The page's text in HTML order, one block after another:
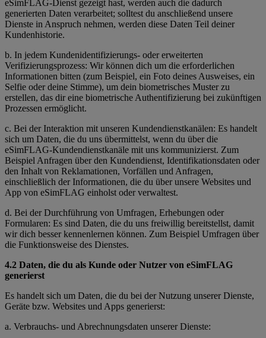
eSimFLAG-Dienst gezeigt hast, werden auch die dadurch
generierten Daten verarbeitet; solltest du anschließend unsere
Dienste in Anspruch nehmen, werden diese Daten Teil deiner
Kundenhistorie.
b. In jedem Kundenidentifizierungs- oder erweiterten
Verifizierungsprozess: Wir können dich um die erforderlichen
Informationen bitten (zum Beispiel, ein Foto deines Ausweises, ein
Selfie oder deine Stimme), um dein biometrisches Muster zu
erstellen, das dir eine biometrische Authentifizierung bei zukünftigen
Prozessen ermöglicht.
c. Bei der Interaktion mit unseren Kundendienstkanälen: Es handelt
sich um Daten, die du uns übermittelst, wenn du über die
eSimFLAG-Kundendienstkanäle mit uns kommunizierst. Zum
Beispiel Anfragen über den Kundendienst, Identifikationsdaten oder
den Inhalt von Reklamationen, Vorfällen und Anfragen,
einschließlich der Informationen, die du über unsere Websites und
App von eSimFLAG einholst oder verwaltest.
d. Bei der Durchführung von Umfragen, Erhebungen oder
Formularen: Es sind Daten, die du uns freiwillig bereitstellst, damit
wir dich besser kennenlernen können. Zum Beispiel Umfragen über
die Funktionsweise des Dienstes.
4.2 Daten, die du als Kunde oder Nutzer von eSimFLAG
generierst
Es handelt sich um Daten, die du bei der Nutzung unserer Dienste,
Geräte bzw. Websites und Apps generierst:
a. Verbrauchs- und Abrechnungsdaten unserer Dienste: